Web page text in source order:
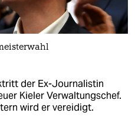
der Ex-Journalistin
Kieler Verwaltungschef.
wird er vereidigt.